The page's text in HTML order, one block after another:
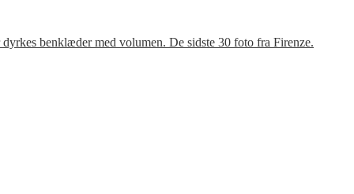
benklæder med volumen. De sidste 30 foto fra Firenze.